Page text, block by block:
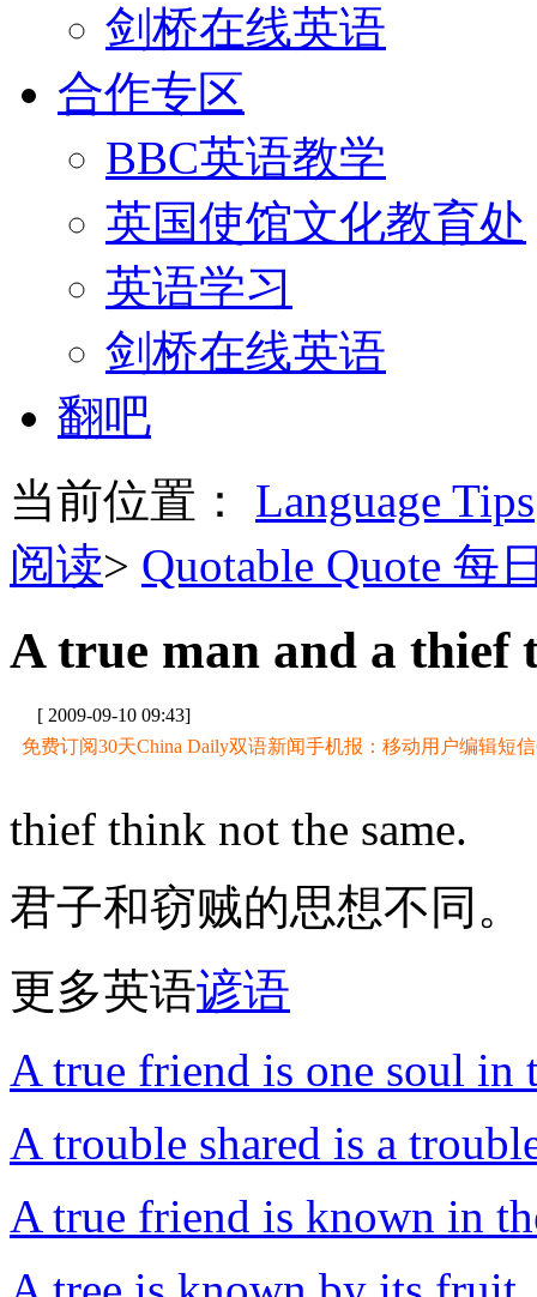
剑桥在线英语
合作专区
BBC英语教学
英国使馆文化教育处
英语学习
剑桥在线英语
翻吧
当前位置： Language Tips
阅读> Quotable Quote 每
A true man and a thief
[ 2009-09-10 09:43]
免费订阅30天China Daily双语新闻手机报：移动用户编辑短信
thief think not the same.
君子和窃贼的思想不同。
更多英语谚语
A true friend is one soul in
A trouble shared is a
A true friend is known in